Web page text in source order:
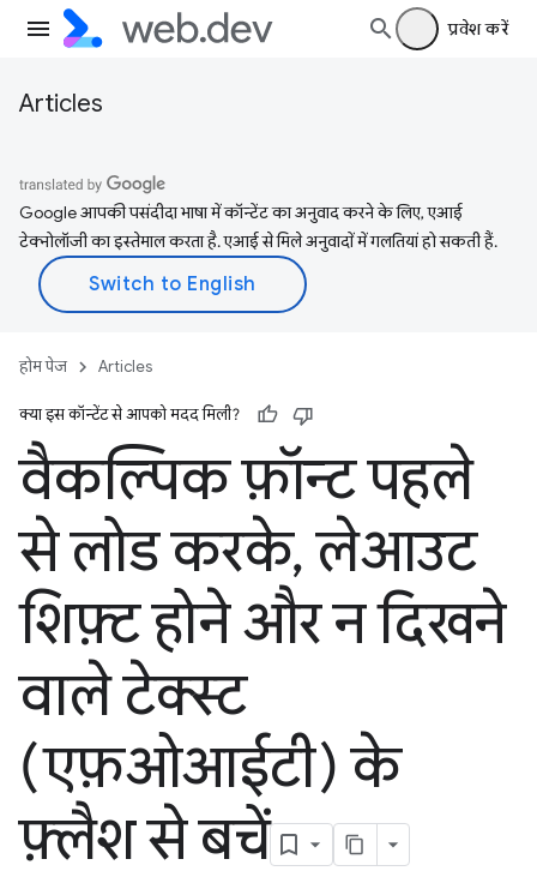
प्रवेश करें
Articles
Google आपकी पसंदीदा भाषा में कॉन्टेंट का अनुवाद करने के लिए, एआई
टेक्नोलॉजी का इस्तेमाल करता है. एआई से मिले अनुवादों में गलतियां हो सकती हैं.
होम पेज Articles
क्या इस कॉन्टेंट से आपको मदद मिली?
वैकल्पिक फ़ॉन्ट पहले
से लोड करके,लेआउट
शिफ़्ट होने और न दिखने
वाले टेक्स्ट
(एफ़ओआईटी) के
फ़्लैश से बचें